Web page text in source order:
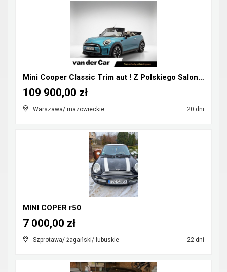
Mini Cooper Classic Trim aut ! Z Polskiego Salonu ...
Warszawa/ mazowieckie 20 dni
109 900,00 zł
MINI COPER r50
Szprotawa/ żagański/ lubuskie 22 dni
7 000,00 zł